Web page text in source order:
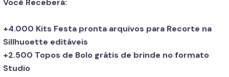
Você Receberá:
+4.000 Kits Festa pronta arquivos para Recorte na
Sillhuoette editáveis
+2.500 Topos de Bolo grátis de brinde no formato
Studio